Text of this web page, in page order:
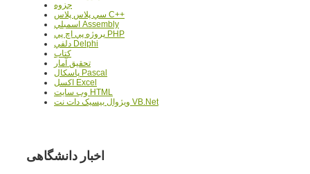
جزوه
سي پلاس پلاس C++
اسمبلي Assembly
پروژه پي اچ پي PHP
دلفي Delphi
کتاب
تحقيق آمار
پاسکال Pascal
اکسل Excel
وب سايت HTML
ويژوال بيسيک دات نت VB.Net
اخبار دانشگاهی